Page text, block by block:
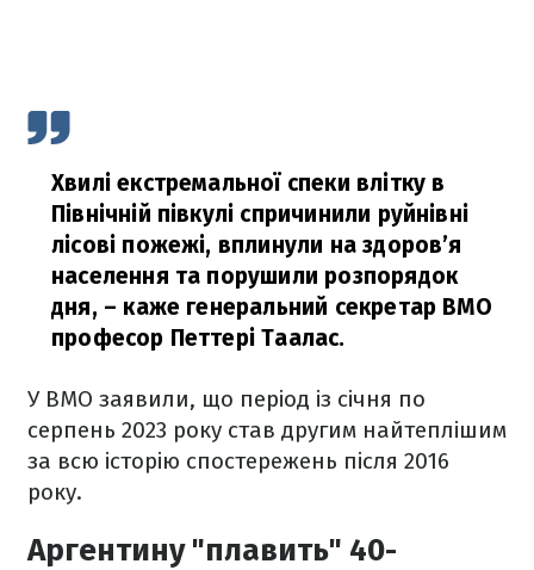
Хвилі екстремальної спеки влітку в
Північній півкулі спричинили руйнівні
лісові пожежі, вплинули на здоров’я
населення та порушили розпорядок
дня, – каже генеральний секретар ВМО
професор Петтері Таалас.
У ВМО заявили, що період із січня по
серпень 2023 року став другим найтеплішим
за всю історію спостережень після 2016
року.
Аргентину "плавить" 40-